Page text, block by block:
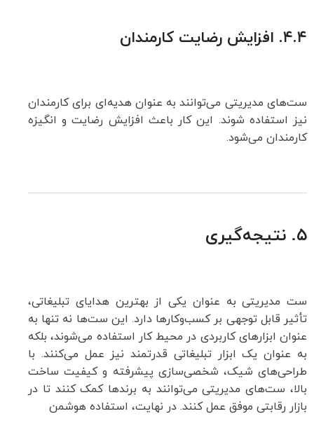
۴.۴. افزایش رضایت کارمندان
ست‌های مدیریتی می‌توانند به عنوان هدیه‌ای برای کارمندان
نیز استفاده شوند. این کار باعث افزایش رضایت و انگیزه
کارمندان می‌شود.
۵. نتیجه‌گیری
ست مدیریتی به عنوان یکی از بهترین هدایای تبلیغاتی،
تأثیر قابل توجهی بر کسب‌وکارها دارد. این ست‌ها نه تنها به
عنوان ابزارهای کاربردی در محیط کار استفاده می‌شوند، بلکه
به عنوان یک ابزار تبلیغاتی قدرتمند نیز عمل می‌کنند. با
طراحی‌های شیک، شخصی‌سازی پیشرفته و کیفیت ساخت
بالا، ست‌های مدیریتی می‌توانند به برندها کمک کنند تا در
بازار رقابتی موفق عمل کنند. در نهایت، استفاده هوشمن